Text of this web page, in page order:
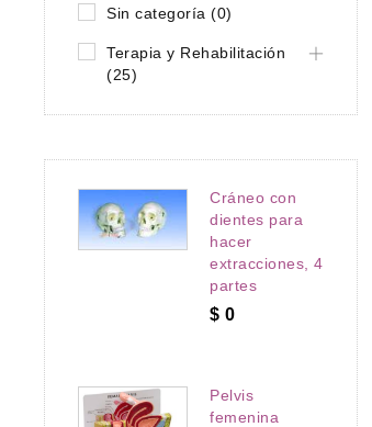
Sin categoría (0)
Terapia y Rehabilitación
(25)
Cráneo con
dientes para
hacer
extracciones, 4
partes
$ 0
Pelvis
femenina